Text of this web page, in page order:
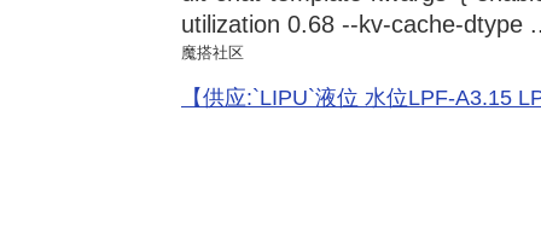
utilization 0.68 --kv-cache-dtype
魔搭社区
【供应:`LIPU`液位 水位LPF-A3.15